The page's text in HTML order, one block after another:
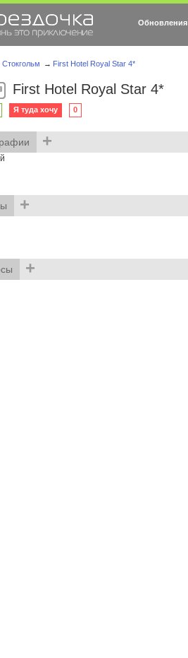
Обновления
Стокгольм → First Hotel Royal Star 4*
First Hotel Royal Star 4*
Я туда хочу 0
+
+
+